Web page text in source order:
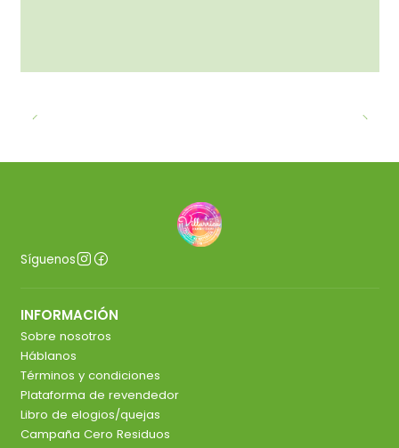
Síguenos
INFORMACIÓN
Sobre nosotros
Háblanos
Términos y condiciones
Plataforma de revendedor
Libro de elogios/quejas
Campaña Cero Residuos